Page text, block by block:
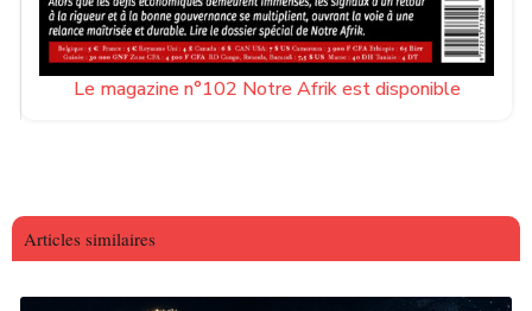
Le magazine n°102 Notre Afrik est disponible
Articles similaires